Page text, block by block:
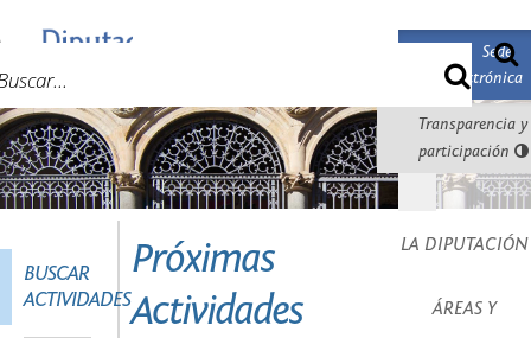
Sede
Electrónica
Transparencia y
participación
Toggle
LA DIPUTACIÓN
ÁREAS Y
BUSCAR
ACTIVIDADES
Próximas
Actividades